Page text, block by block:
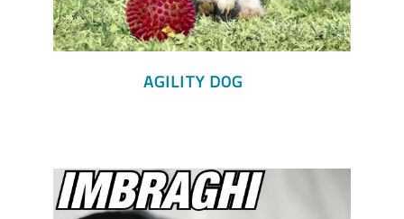
AGILITY DOG